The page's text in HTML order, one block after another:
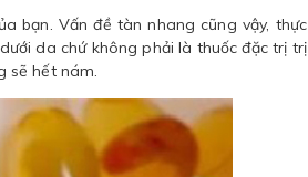
bạn. Vấn đề tàn nhang cũng vậy, thực
da chứ không phải là thuốc đặc trị trị
sẽ hết nám.